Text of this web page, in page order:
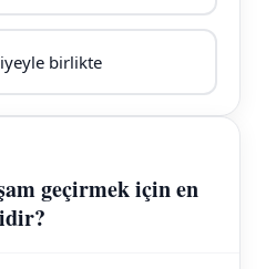
birlikte
geçirmek için en